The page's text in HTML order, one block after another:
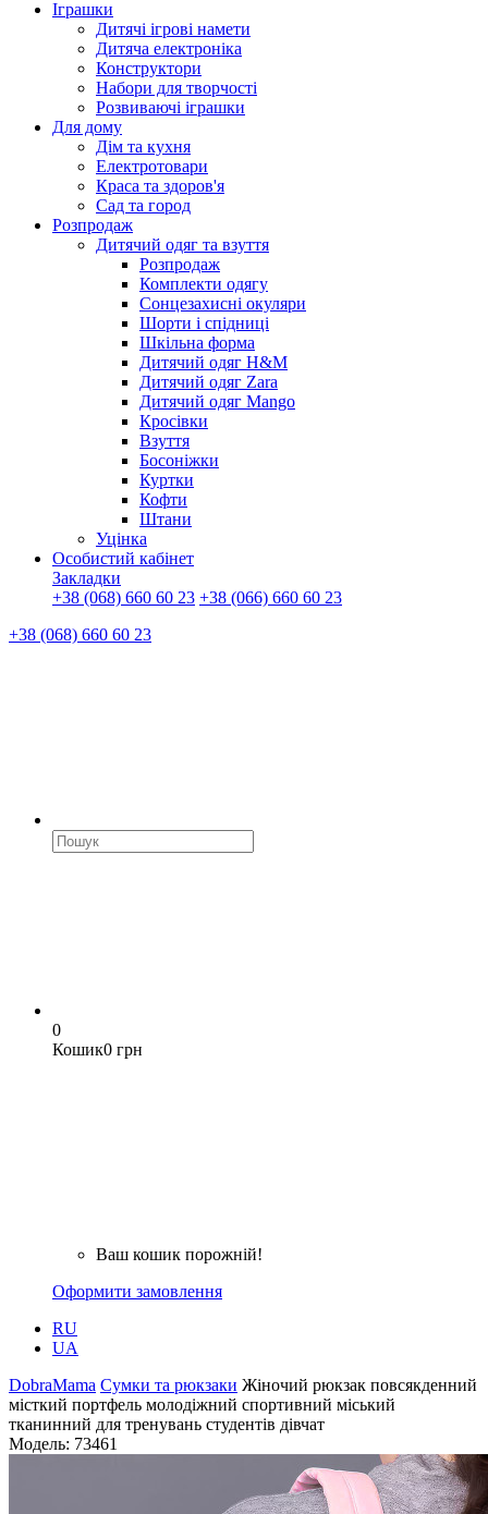
Іграшки
Дитячі ігрові намети
Дитяча електроніка
Конструктори
Набори для творчості
Розвиваючі іграшки
Для дому
Дім та кухня
Електротовари
Краса та здоров'я
Сад та город
Розпродаж
Дитячий одяг та взуття
Розпродаж
Комплекти одягу
Сонцезахисні окуляри
Шорти і спідниці
Шкільна форма
Дитячий одяг H&M
Дитячий одяг Zara
Дитячий одяг Mango
Кросівки
Взуття
Босоніжки
Куртки
Кофти
Штани
Уцінка
Особистий кабінет
Закладки
+38 (068) 660 60 23 +38 (066) 660 60 23
+38 (068) 660 60 23
0
Кошик0 грн
Ваш кошик порожній!
Оформити замовлення
RU
UA
DobraMama Сумки та рюкзаки Жіночий рюкзак повсякденний
місткий портфель молодіжний спортивний міський
тканинний для тренувань студентів дівчат
Модель: 73461